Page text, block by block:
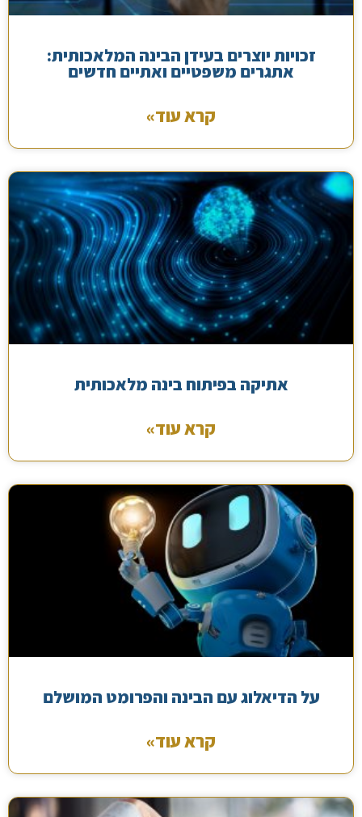
זכויות יוצרים בעידן הבינה המלאכותית:
אתגרים משפטיים ואתיים חדשים
קרא עוד»
אתיקה בפיתוח בינה מלאכותית
קרא עוד»
על הדיאלוג עם הבינה והפרומט המושלם
קרא עוד»